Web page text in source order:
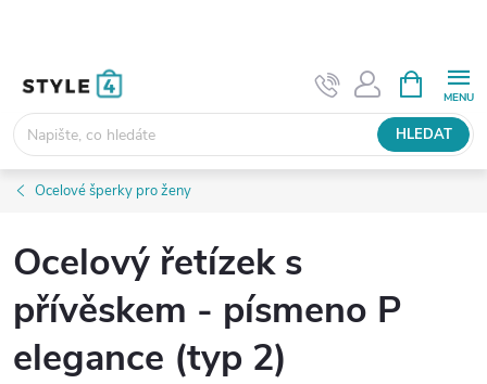
HLEDAT
NÁKUPNÍ
KOŠÍK
Ocelové šperky pro ženy
Ocelový řetízek s
přívěskem - písmeno P
elegance (typ 2)